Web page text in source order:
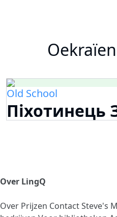
Old School
Піхотинець
Over LingQ
Over Prijzen ContactSteve's